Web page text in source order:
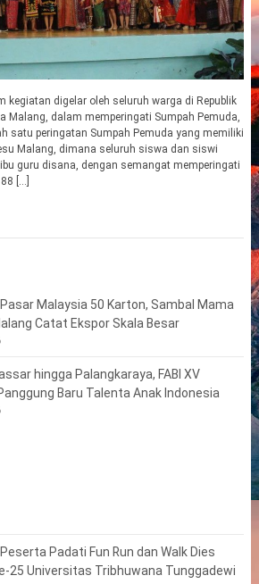
kegiatan digelar oleh seluruh warga di Republik
Malang, dalam memperingati Sumpah Pemuda,
satu peringatan Sumpah Pemuda yang memiliki
Malang, dimana seluruh siswa dan siswi
guru disana, dengan semangat memperingati
[…]
Malaysia 50 Karton, Sambal Mama
Catat Ekspor Skala Besar
hingga Palangkaraya, FABI XV
Baru Talenta Anak Indonesia
Padati Fun Run dan Walk Dies
25 Universitas Tribhuwana Tunggadewi